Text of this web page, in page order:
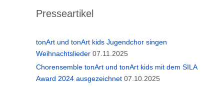
Presseartikel
tonArt und tonArt kids Jugendchor singen
Weihnachtslieder 07.11.2025
Chorensemble tonArt und tonArt kids mit dem SILA
Award 2024 ausgezeichnet 07.10.2025